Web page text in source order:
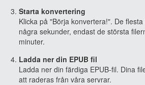
Starta konvertering
Klicka på "Börja konvertera!". De
några sekunder, endast de största
minuter.
Ladda ner din EPUB fil
Ladda ner din färdiga EPUB-fil. Dina
att raderas från våra servrar.